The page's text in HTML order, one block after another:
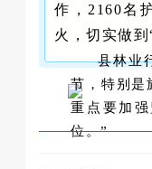
作，2160名
火，切实做
县林业
节，特别是
重点要加
位。”